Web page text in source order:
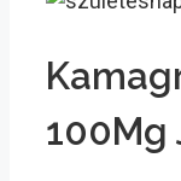
100Mg